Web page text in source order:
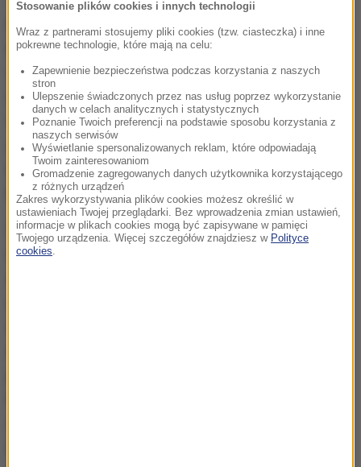
Łącznie policjanci CBŚP zabezpieczyli 430 kg suszu
konopi oraz 20 litrów substancji oleistej gotowej do
sprzedaży. Zabezpieczono także 240 litrów
izopropylu i 60 litrów etanolu - są to substancje
wykorzystywane przy produkcji środków
odurzających. Z zabezpieczonych preparatów
można by było wytworzyć około 200 litrów oleju
konopnego, wartego co najmniej 800 tysięcy złotych.
Śledztwo jest nadzorowane przez Prokuraturę
Okręgową w Gorzowie Wielkopolskim. Tam też
Stosowanie plików cookies i innych technologii
Wraz z partnerami stosujemy pliki cookies (tzw. ciasteczka) i inne
pokrewne technologie, które mają na celu:
Zapewnienie bezpieczeństwa podczas korzystania z naszych
stron
Ulepszenie świadczonych przez nas usług poprzez wykorzystanie
danych w celach analitycznych i statystycznych
Poznanie Twoich preferencji na podstawie sposobu korzystania z
naszych serwisów
Wyświetlanie spersonalizowanych reklam, które odpowiadają
Twoim zainteresowaniom
Gromadzenie zagregowanych danych użytkownika korzystającego
z różnych urządzeń
Zakres wykorzystywania plików cookies możesz określić w
ustawieniach Twojej przeglądarki. Bez wprowadzenia zmian ustawień,
informacje w plikach cookies mogą być zapisywane w pamięci
Twojego urządzenia. Więcej szczegółów znajdziesz w Polityce
cookies.